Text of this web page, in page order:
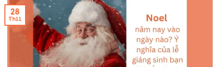
28
Th11